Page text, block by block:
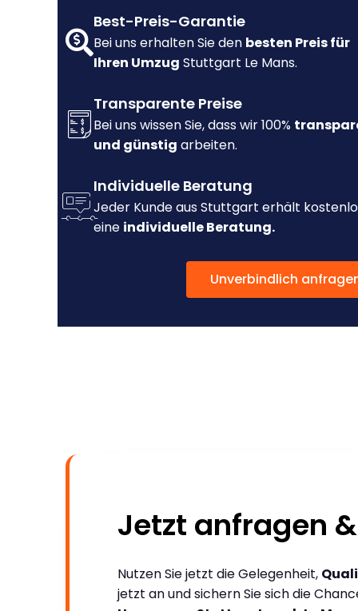
Best-Preis-Garantie
Bei uns erhalten Sie den besten Preis für
Ihren Umzug Stuttgart Le Mans.
Transparente Preise
Bei uns wissen Sie, dass wir 100%
und günstig arbeiten.
Individuelle Beratung
Jeder Kunde aus Stuttgart erhält
eine individuelle Beratung.
Unverbindlich
Jetzt anfragen
Nutzen Sie jetzt die Gelegenheit,
jetzt an und sichern Sie sich die